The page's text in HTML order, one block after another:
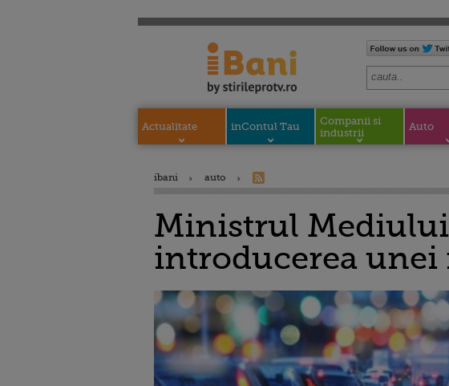
Actualitate inContul Tau
Companii si
industrii
Auto
ibani auto
Ministrul
introducerea unei